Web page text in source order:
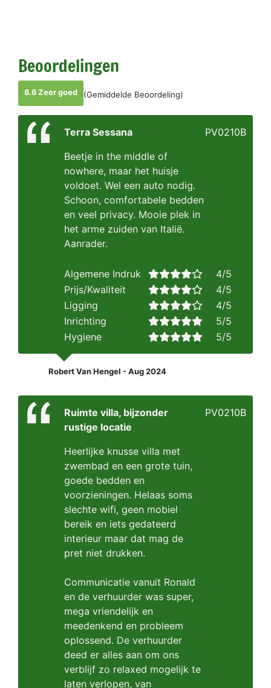
Beoordelingen
8.6 Zeer goed (Gemiddelde Beoordeling)
Terra Sessana
Beetje in the middle of
nowhere, maar het huisje
voldoet. Wel een auto nodig.
Schoon, comfortabele bedden
en veel privacy. Mooie plek in
het arme zuiden van Italië.
Aanrader.
PV0210B
Algemene Indruk
4/5
Prijs/Kwaliteit
4/5
Ligging
4/5
Inrichting
5/5
Hygiene
5/5
Robert Van Hengel - Aug 2024
Ruimte villa, bijzonder
rustige locatie
Heerlijke knusse villa met
zwembad en een grote tuin,
goede bedden en
voorzieningen. Helaas soms
slechte wifi, geen mobiel
bereik en iets gedateerd
interieur maar dat mag de
pret niet drukken.
Communicatie vanuit Ronald
en de verhuurder was super,
mega vriendelijk en
meedenkend en probleem
oplossend. De verhuurder
deed er alles aan om ons
verblijf zo relaxed mogelijk te
laten verlopen, van
PV0210B